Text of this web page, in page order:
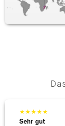
★★★★★
Sehr gut